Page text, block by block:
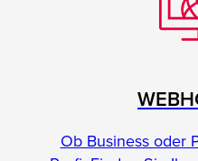
Ob Business oder